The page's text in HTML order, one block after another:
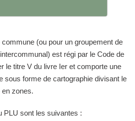
(ou pour un groupement de
est régi par le Code de
le titre V du livre Ier et comporte une
sous forme de cartographie divisant le
zones.
PLU sont les suivantes :